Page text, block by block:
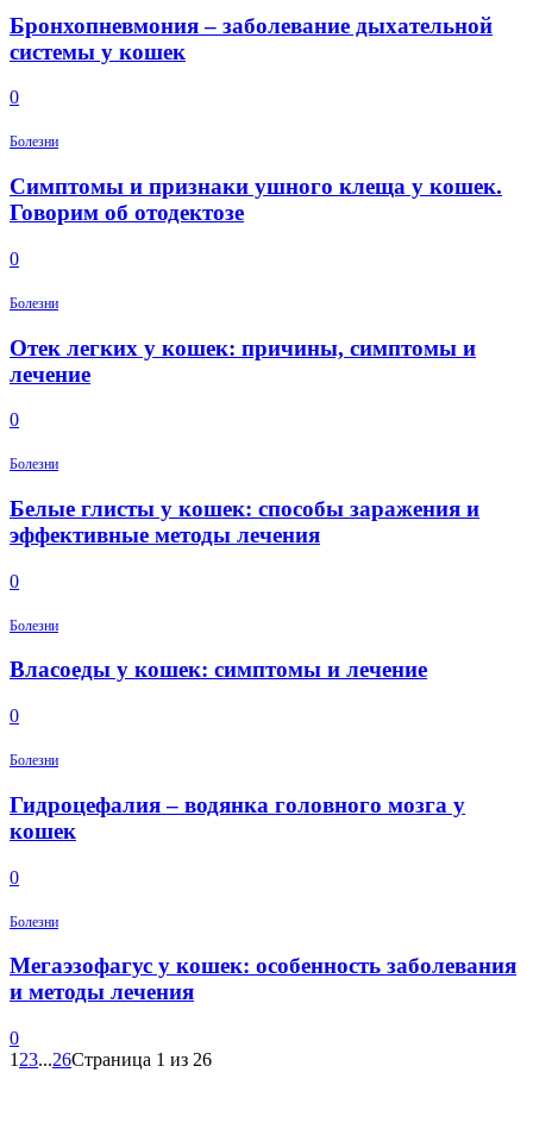
Бронхопневмония – заболевание дыхательной
системы у кошек
0
Болезни
Симптомы и признаки ушного клеща у кошек.
Говорим об отодектозе
0
Болезни
Отек легких у кошек: причины, симптомы и
лечение
0
Болезни
Белые глисты у кошек: способы заражения и
эффективные методы лечения
0
Болезни
Власоеды у кошек: симптомы и лечение
0
Болезни
Гидроцефалия – водянка головного мозга у
кошек
0
Болезни
Мегаэзофагус у кошек: особенность заболевания
и методы лечения
0
1 23...26Страница 1 из 26